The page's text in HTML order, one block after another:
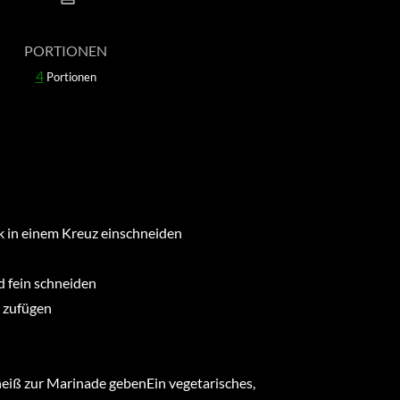
PORTIONEN
4 Portionen
einem Kreuz einschneiden
fein schneiden
zur Marinade gebenEin vegetarisches,